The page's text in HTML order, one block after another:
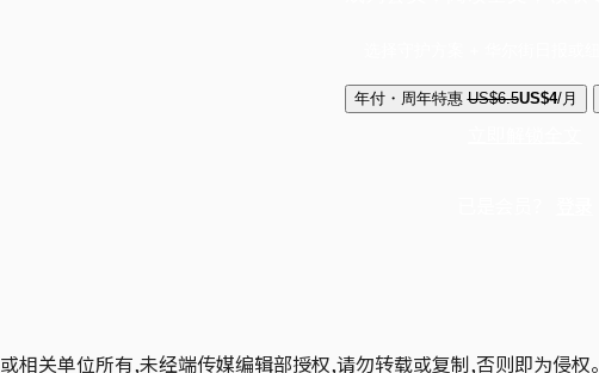
年付・周年特惠 US$6.5US$4/月
或相关单位所有,未经端传媒编辑部授权,请勿转载或复制,否则即为侵权。